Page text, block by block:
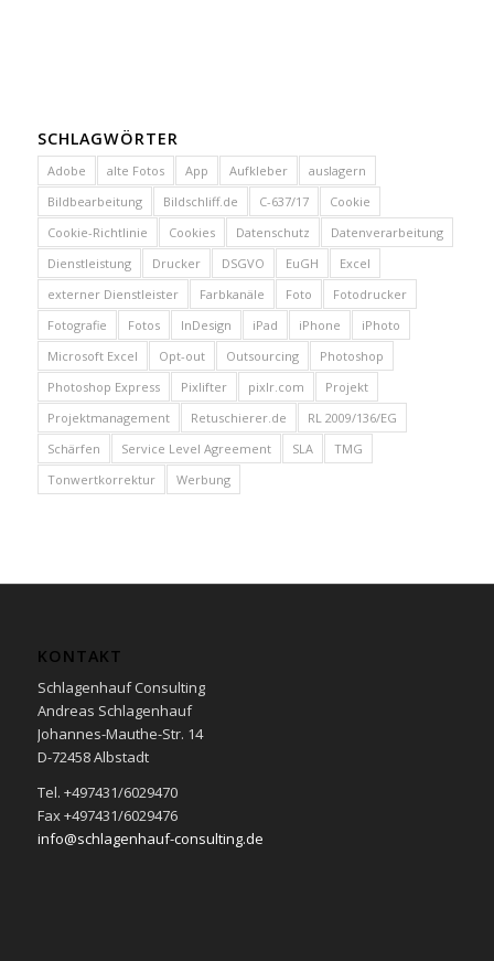
SCHLAGWÖRTER
Adobe alte Fotos App Aufkleber
auslagern
Bildbearbeitung
Bildschliff.de C-637/17
Cookie
Cookie-Richtlinie
Cookies Datenschutz
Datenverarbeitung
Dienstleistung
Drucker DSGVO EuGH
Excel
externer Dienstleister
Farbkanäle Foto
Fotodrucker
Fotografie
Fotos InDesign iPad iPhone
iPhoto
Microsoft Excel
Opt-out Outsourcing
Photoshop
Photoshop Express
Pixlifter pixlr.com
Projekt
Projektmanagement
Retuschierer.de
RL 2009/136/EG
Schärfen
Service Level Agreement SLA
TMG
Tonwertkorrektur
Werbung
KONTAKT
Schlagenhauf Consulting
Andreas Schlagenhauf
Johannes-Mauthe-Str. 14
D-72458 Albstadt
Tel. +497431/6029470
Fax +497431/6029476
info@schlagenhauf-consulting.de